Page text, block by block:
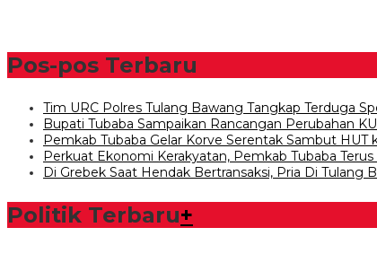
Pos-pos Terbaru
Tim URC Polres Tulang Bawang Tangkap Terduga
Bupati Tubaba Sampaikan Rancangan Perubahan
Pemkab Tubaba Gelar Korve Serentak Sambut HUT
Perkuat Ekonomi Kerakyatan, Pemkab Tubaba
Di Grebek Saat Hendak Bertransaksi, Pria Di
Politik Terbaru+